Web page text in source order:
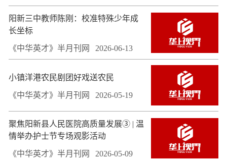
阳新三中教师陈刚：校准特殊少年成
长坐标
《中华英才》半月刊网 2026-06-13
小镇洋港农民剧团好戏送农民
《中华英才》半月刊网 2026-05-19
聚焦阳新县人民医院高质量发展③ | 温
情举办护士节专场观影活动
《中华英才》半月刊网 2026-05-09